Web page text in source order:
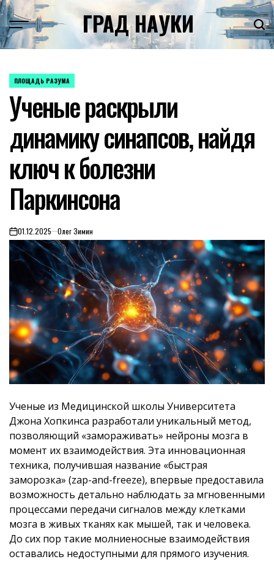
Skip
to
content
ГРАД НАУКИ
POSTED
ПЛОЩАДЬ РАЗУМА
Ученые раскрыли
динамику синапсов, найдя
ключ к болезни
Паркинсона
on01.12.2025 Олег Зимин
Ученые из Медицинской школы Университета
Джона Хопкинса разработали уникальный метод,
позволяющий «замораживать» нейроны мозга в
момент их взаимодействия. Эта инновационная
техника, получившая название «быстрая
заморозка» (zap-and-freeze), впервые предоставила
возможность детально наблюдать за мгновенными
процессами передачи сигналов между клетками
мозга в живых тканях как мышей, так и человека.
До сих пор такие молниеносные взаимодействия
оставались недоступными для прямого изучения.